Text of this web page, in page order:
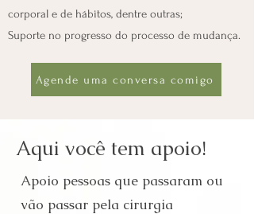
corporal e de hábitos, dentre outras;
Suporte no progresso do processo de mudança.
Agende uma conversa comigo
Aqui você tem apoio!
Apoio pessoas que passaram ou
vão passar pela cirurgia